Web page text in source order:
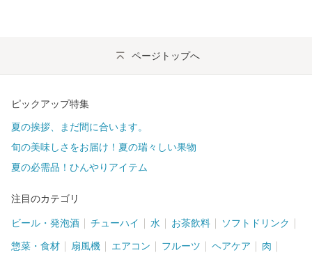
ページトップへ
ピックアップ特集
夏の挨拶、まだ間に合います。
旬の美味しさをお届け！夏の瑞々しい果物
夏の必需品！ひんやりアイテム
注目のカテゴリ
ビール・発泡酒 チューハイ 水 お茶飲料 ソフトドリンク
惣菜・食材 扇風機 エアコン フルーツ ヘアケア 肉